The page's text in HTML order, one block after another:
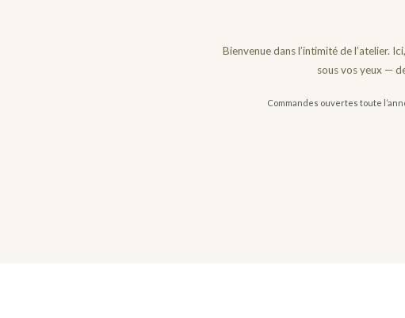
Bienvenue dans l’intimité de l’atelier.
sous vos yeux —
Commandes ouvertes toute